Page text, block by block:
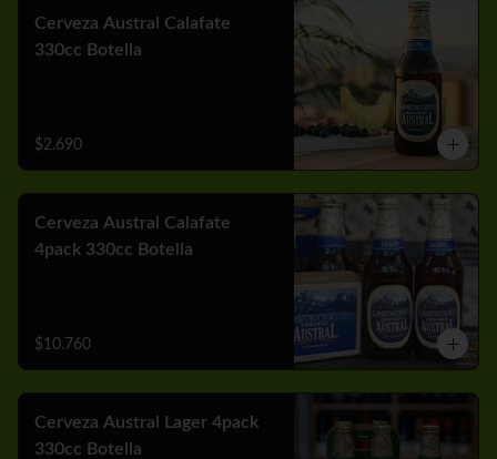
Cerveza Austral Calafate
330cc Botella
$2.690
Cerveza Austral Calafate
4pack 330cc Botella
$10.760
Cerveza Austral Lager 4pack
330cc Botella